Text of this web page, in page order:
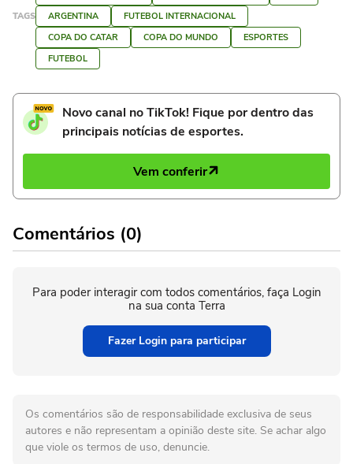
TAGS
ARGENTINA
FUTEBOL INTERNACIONAL
COPA DO CATAR
COPA DO MUNDO
ESPORTES
FUTEBOL
Novo canal no TikTok! Fique por dentro das
principais notícias de esportes.
Vem conferir
Comentários (0)
Para poder interagir com todos comentários, faça Login
na sua conta Terra
Fazer Login para participar
Os comentários são de responsabilidade exclusiva de seus
autores e não representam a opinião deste site. Se achar algo
que viole os termos de uso, denuncie.